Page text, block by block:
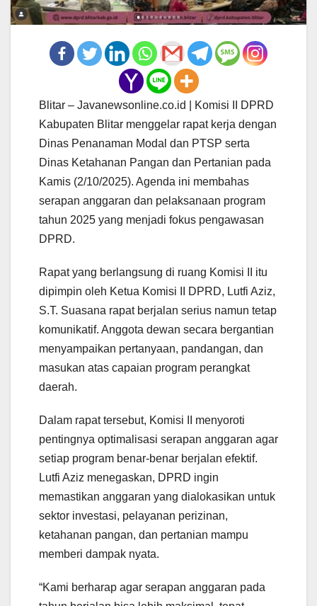
Blitar – Javanewsonline.co.id | Komisi II DPRD
Kabupaten Blitar menggelar rapat kerja dengan
Dinas Penanaman Modal dan PTSP serta
Dinas Ketahanan Pangan dan Pertanian pada
Kamis (2/10/2025). Agenda ini membahas
serapan anggaran dan pelaksanaan program
tahun 2025 yang menjadi fokus pengawasan
DPRD.
Rapat yang berlangsung di ruang Komisi II itu
dipimpin oleh Ketua Komisi II DPRD, Lutfi Aziz,
S.T. Suasana rapat berjalan serius namun tetap
komunikatif. Anggota dewan secara bergantian
menyampaikan pertanyaan, pandangan, dan
masukan atas capaian program perangkat
daerah.
Dalam rapat tersebut, Komisi II menyoroti
pentingnya optimalisasi serapan anggaran agar
setiap program benar-benar berjalan efektif.
Lutfi Aziz menegaskan, DPRD ingin
memastikan anggaran yang dialokasikan untuk
sektor investasi, pelayanan perizinan,
ketahanan pangan, dan pertanian mampu
memberi dampak nyata.
“Kami berharap agar serapan anggaran pada